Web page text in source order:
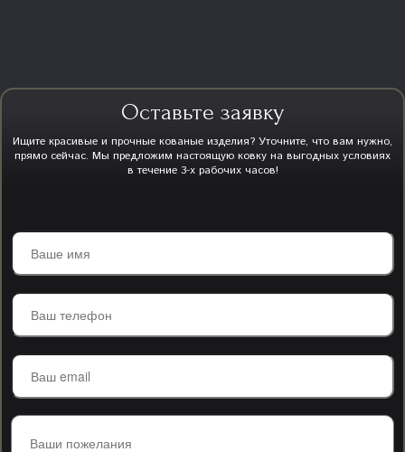
Оставьте заявку
Ищите красивые и прочные кованые изделия? Уточните, что вам нужно,
прямо сейчас. Мы предложим настоящую ковку на выгодных условиях
в течение 3-х рабочих часов!